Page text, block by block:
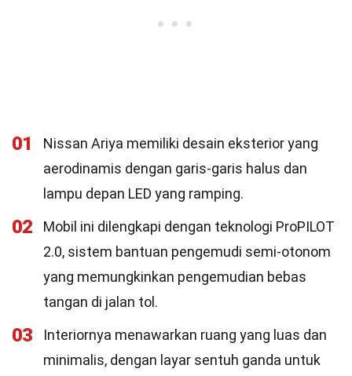
01
Nissan Ariya memiliki desain eksterior yang
aerodinamis dengan garis-garis halus dan
lampu depan LED yang ramping.
02
Mobil ini dilengkapi dengan teknologi ProPILOT
2.0, sistem bantuan pengemudi semi-otonom
yang memungkinkan pengemudian bebas
tangan di jalan tol.
03
Interiornya menawarkan ruang yang luas dan
minimalis, dengan layar sentuh ganda untuk